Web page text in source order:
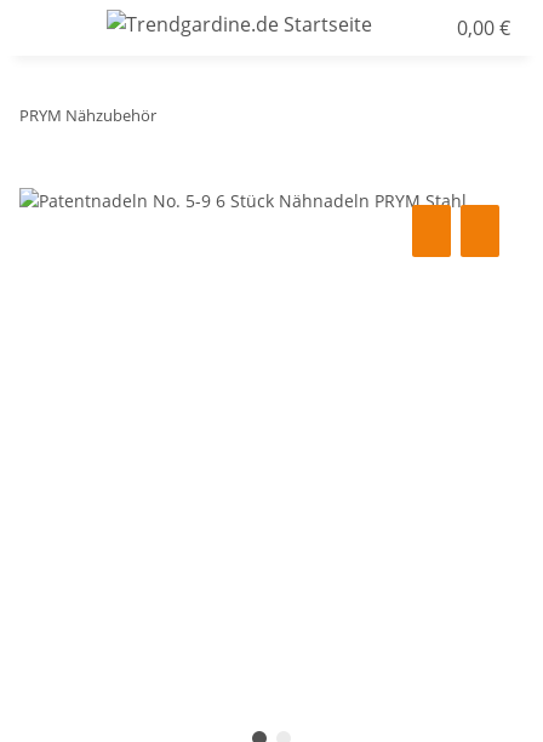
0,00 €
PRYM Nähzubehör